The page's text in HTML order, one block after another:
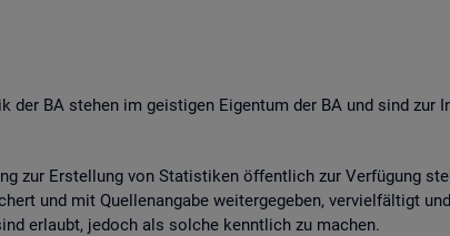
BA ste­hen im geis­ti­gen Ei­gen­tum der BA und sind zur
zur Er­stel­lung von Sta­tis­ti­ken öf­fent­lich zur Ver­fü­gung
und mit Quel­len­an­ga­be wei­ter­ge­ge­ben, ver­viel­fäl­tigt
er­laubt, je­doch als sol­che kennt­lich zu ma­chen.